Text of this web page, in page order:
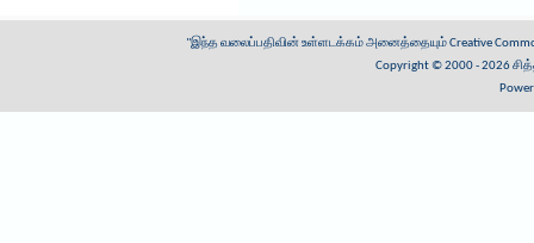
"இந்த வலைப்பதிவின் உள்ளடக்கம் அனைத்தையும்Creative
Copyright © 2000 - 2026